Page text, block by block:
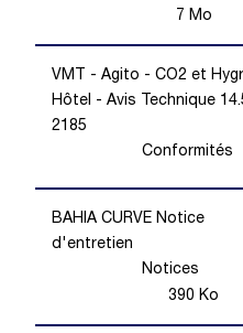
7 Mo
VMT - Agito - CO2 et
Hôtel - Avis Technique
2185
Conformités
BAHIA CURVE Notice
d'entretien
Notices
390 Ko